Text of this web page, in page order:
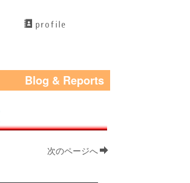
profile
Blog & Reports
次のページへ